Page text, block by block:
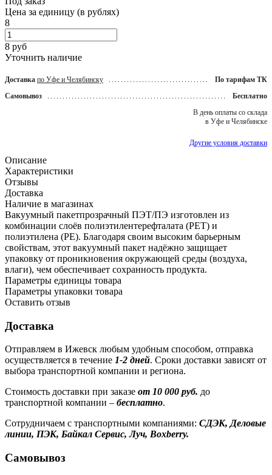
Цена за единицу (в рублях)
8
8 руб
Уточнить наличие
Доставка по Уфе и Челябинску
По тарифам ТК
Самовывоз
Бесплатно
В день оплаты со склада
в Уфе и Челябинске
Другие условия доставки
Описание
Характеристики
Отзывы
Доставка
Наличие в магазинах
Вакуумный пакетпрозрачный ПЭТ/ПЭ изготовлен из
комбинации слоёв полиэтилентерефталата (PET) и
полиэтилена (PE). Благодаря своим высоким барьерным
свойствам, этот вакуумный пакет надёжно защищает
упаковку от проникновения окружающей среды (воздуха,
влаги), чем обеспечивает сохранность продукта.
Параметры единицы товара
Параметры упаковки товара
Оставить отзыв
Доставка
Отправляем в Ижевск любым удобным способом, отправка
осуществляется в течение 1-2 дней. Сроки доставки зависят от
выбора транспортной компании и региона.
Стоимость доставки при заказе от 10 000 руб. до
транспортной компании – бесплатно.
Сотрудничаем с транспортными компаниями: СДЭК, Деловые
линии, ПЭК, Байкал Сервис, Луч, Boxberry.
Самовывоз